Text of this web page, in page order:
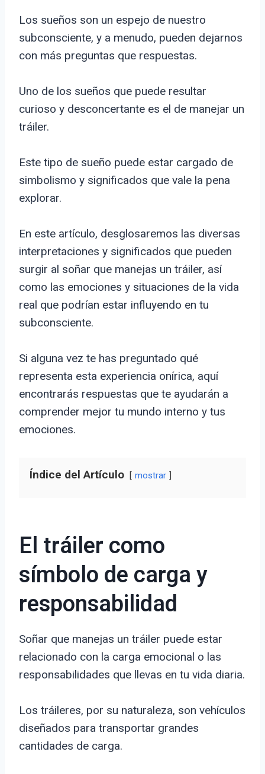
Los sueños son un espejo de nuestro
subconsciente, y a menudo, pueden dejarnos
con más preguntas que respuestas.
Uno de los sueños que puede resultar
curioso y desconcertante es el de manejar un
tráiler.
Este tipo de sueño puede estar cargado de
simbolismo y significados que vale la pena
explorar.
En este artículo, desglosaremos las diversas
interpretaciones y significados que pueden
surgir al soñar que manejas un tráiler, así
como las emociones y situaciones de la vida
real que podrían estar influyendo en tu
subconsciente.
Si alguna vez te has preguntado qué
representa esta experiencia onírica, aquí
encontrarás respuestas que te ayudarán a
comprender mejor tu mundo interno y tus
emociones.
Índice del Artículo mostrar
El tráiler como
símbolo de carga y
responsabilidad
Soñar que manejas un tráiler puede estar
relacionado con la carga emocional o las
responsabilidades que llevas en tu vida diaria.
Los tráileres, por su naturaleza, son vehículos
diseñados para transportar grandes
cantidades de carga.